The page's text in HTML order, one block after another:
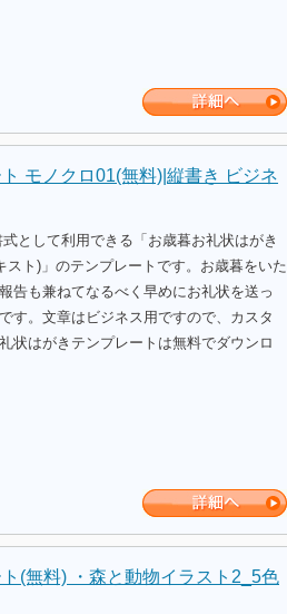
モノクロ01(無料)|縦書き ビジネ
として利用できる「お歳暮お礼状はがき
ト)」のテンプレートです。お歳暮をいた
告も兼ねてなるべく早めにお礼状を送っ
す。文章はビジネス用ですので、カスタ
状はがきテンプレートは無料でダウンロ
(無料) ・森と動物イラスト2_5色